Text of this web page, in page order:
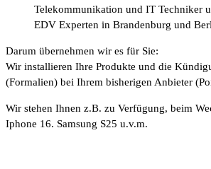
Telekommunikation und IT Techniker
EDV Experten in Brandenburg und
Darum übernehmen wir es für Sie:
Wir installieren Ihre Produkte und die
(Formalien) bei Ihrem bisherigen Anbieter
Wir stehen Ihnen z.B. zu Verfügung, beim
Iphone 16. Samsung S25 u.v.m.